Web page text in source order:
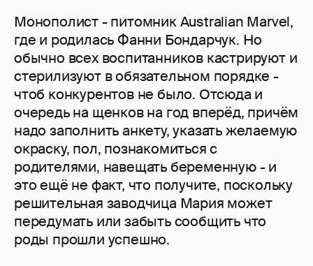
Монополист - питомник Australian Marvel,
где и родилась Фанни Бондарчук. Но
обычно всех воспитанников кастрируют и
стерилизуют в обязательном порядке -
чтоб конкурентов не было. Отсюда и
очередь на щенков на год вперёд, причём
надо заполнить анкету, указать желаемую
окраску, пол, познакомиться с
родителями, навещать беременную - и
это ещё не факт, что получите, поскольку
решительная заводчица Мария может
передумать или забыть сообщить что
роды прошли успешно.